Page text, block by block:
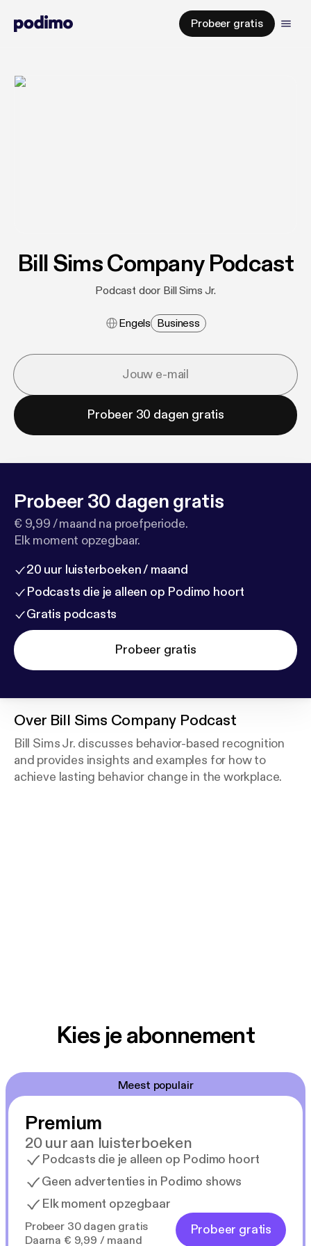
Probeer gratis
Bill Sims Company Podcast
Podcast door Bill Sims Jr.
Engels Business
Probeer 30 dagen gratis
Probeer 30 dagen gratis
€ 9,99 / maand na proefperiode.
Elk moment opzegbaar.
20 uur luisterboeken / maand
Podcasts die je alleen op Podimo hoort
Gratis podcasts
Probeer gratis
Over Bill Sims Company Podcast
Bill Sims Jr. discusses behavior-based recognition
and provides insights and examples for how to
achieve lasting behavior change in the workplace.
Kies je abonnement
Meest populair
Premium
20 uur aan luisterboeken
Podcasts die je alleen op Podimo hoort
Geen advertenties in Podimo shows
Elk moment opzegbaar
Probeer 30 dagen gratis
Daarna € 9,99 / maand
Probeer gratis